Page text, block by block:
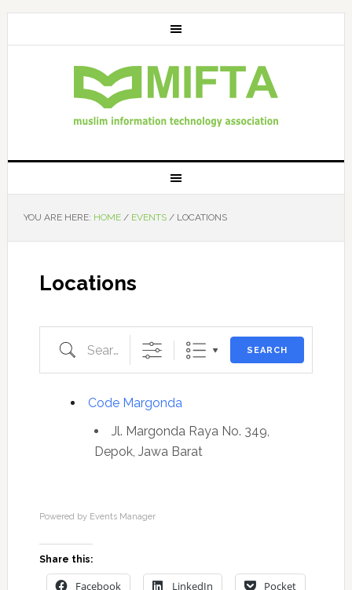
YOU ARE HERE: HOME / EVENTS /LOCATIONS
Locations
Search SEARCH
Code Margonda
Jl. Margonda Raya No. 349,
Depok, Jawa Barat
Powered by Events Manager
Share this:
Facebook LinkedIn Pocket